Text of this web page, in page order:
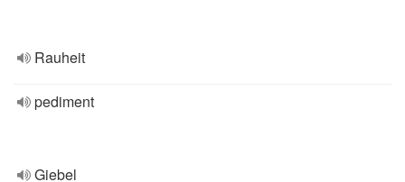
Rauheit
pediment
Giebel